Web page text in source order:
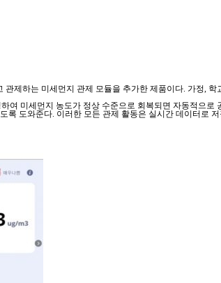
제하는 미세먼지 관제 모듈을 추가한 제품이다. 가정,
미세먼지 농도가 정상 수준으로 회복되면 자동적으
도와준다. 이러한 모든 관제 활동은 실시간 데이터로